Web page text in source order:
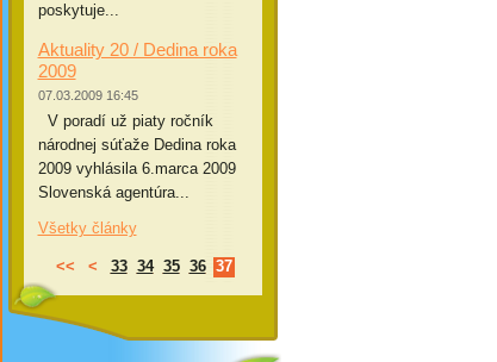
poskytuje...
Aktuality 20 / Dedina roka
2009
07.03.2009 16:45
V poradí už piaty ročník
národnej súťaže Dedina roka
2009 vyhlásila 6.marca 2009
Slovenská agentúra...
Všetky články
<< < 33 34 35 36 37